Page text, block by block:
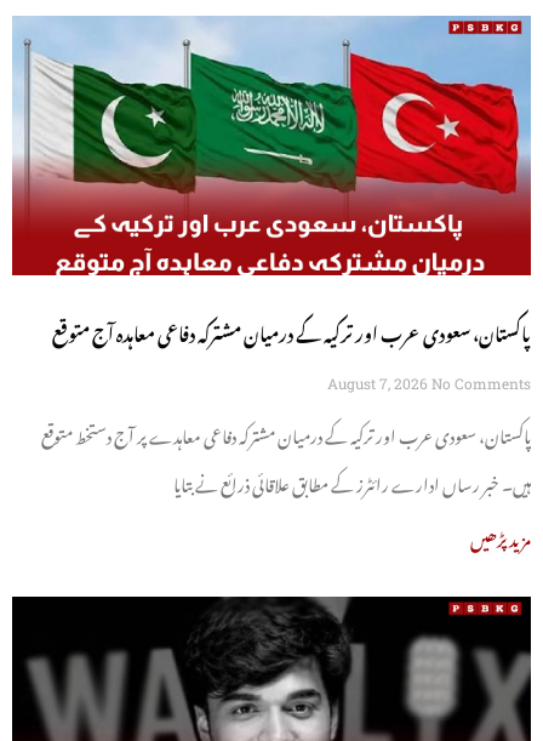
پاکستان، سعودی عرب اور ترکیہ کے درمیان مشترکہ دفاعی معاہدہ آج متوقع
August 7, 2026 No Comments
پاکستان، سعودی عرب اور ترکیہ کے درمیان مشترکہ دفاعی معاہدے پر آج دستخط متوقع
ہیں۔ خبر رساں ادارے رائٹرز کے مطابق علاقائی ذرائع نے بتایا
مزید پڑھیں